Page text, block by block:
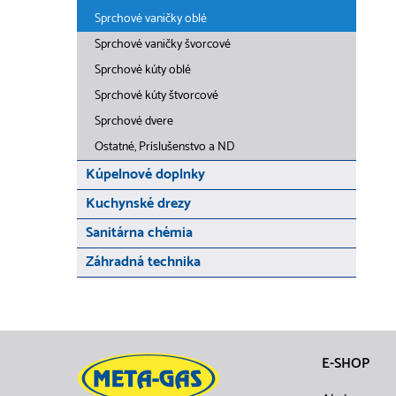
Sprchové vaničky oblé
Sprchové vaničky švorcové
Sprchové kúty oblé
Sprchové kúty štvorcové
Sprchové dvere
Ostatné, Príslušenstvo a ND
Kúpelnové doplnky
Kuchynské drezy
Sanitárna chémia
Záhradná technika
E-SHOP